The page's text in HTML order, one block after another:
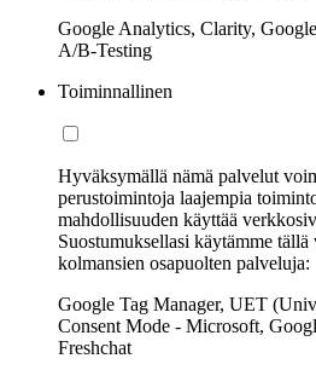
Google Analytics, Clarity,
A/B-Testing
Toiminnallinen
Hyväksymällä nämä palvelut
perustoimintoja laajempia
mahdollisuuden käyttää
Suostumuksellasi käytämme
kolmansien osapuolten palveluja:
Google Tag Manager, UET
Consent Mode - Microsoft,
Freshchat